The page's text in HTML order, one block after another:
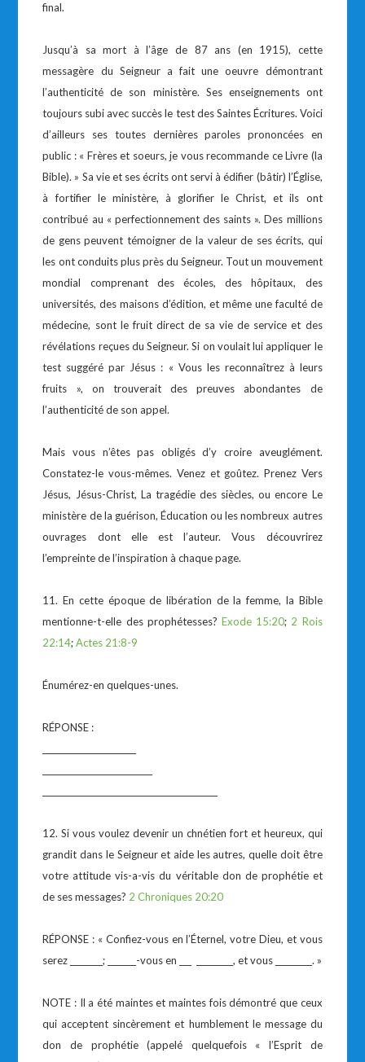
final.
Jusqu’à sa mort à l’âge de 87 ans (en 1915), cette
messagère du Seigneur a fait une oeuvre démontrant
l’authenticité de son ministère. Ses enseignements ont
toujours subi avec succès le test des Saintes Écritures. Voici
d’ailleurs ses toutes dernières paroles prononcées en
public : « Frères et soeurs, je vous recommande ce Livre (la
Bible). » Sa vie et ses écrits ont servi à édifier (bâtir) l’Église,
à fortifier le ministère, à glorifier le Christ, et ils ont
contribué au « perfectionnement des saints ». Des millions
de gens peuvent témoigner de la valeur de ses écrits, qui
les ont conduits plus près du Seigneur. Tout un mouvement
mondial comprenant des écoles, des hôpitaux, des
universités, des maisons d’édition, et même une faculté de
médecine, sont le fruit direct de sa vie de service et des
révélations reçues du Seigneur. Si on voulait lui appliquer le
test suggéré par Jésus : « Vous les reconnaîtrez à leurs
fruits », on trouverait des preuves abondantes de
l’authenticité de son appel.
Mais vous n’êtes pas obligés d’y croire aveuglément.
Constatez-le vous-mêmes. Venez et goûtez. Prenez Vers
Jésus, Jésus-Christ, La tragédie des siècles, ou encore Le
ministère de la guérison, Éducation ou les nombreux autres
ouvrages dont elle est l’auteur. Vous découvrirez
l’empreinte de l’inspiration à chaque page.
11. En cette époque de libération de la femme, la Bible
mentionne-t-elle des prophétesses? Exode 15:20; 2 Rois
22:14;Actes 21:8-9
Énumérez-en quelques-unes.
RÉPONSE :
12. Si vous voulez devenir un chnétien fort et heureux, qui
grandit dans le Seigneur et aide les autres, quelle doit être
votre attitude vis-a-vis du véritable don de prophétie et
de ses messages? 2 Chroniques 20:20
RÉPONSE : « Confiez-vous en l’Éternel, votre Dieu, et vous
serez ________; _______-vous en ___ _________, et vous _________. »
NOTE : Il a été maintes et maintes fois démontré que ceux
qui acceptent sincèrement et humblement le message du
don de prophétie (appelé quelquefois « l’Esprit de